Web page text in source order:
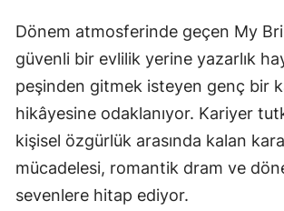
Dönem atmosferinde geçen My
güvenli bir evlilik yerine yazarlık
peşinden gitmek isteyen genç bir
hikâyesine odaklanıyor. Kariyer
kişisel özgürlük arasında kalan
mücadelesi, romantik dram ve
sevenlere hitap ediyor.